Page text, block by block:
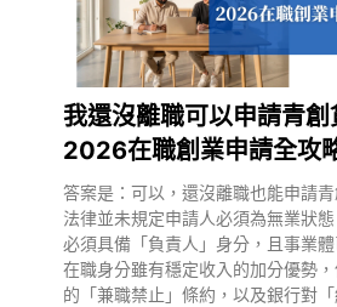
我還沒離職可以申請青創
2026在職創業申請全攻
答案是：可以，還沒離職也能申請青
法律並未規定申請人必須為無業狀
必須具備「負責人」身分，且事業體
在職身分雖有穩定收入的加分優勢
的「兼職禁止」條約，以及銀行對